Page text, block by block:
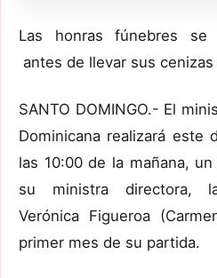
Las honras fúnebres se
antes de llevar sus cenizas
SANTO DOMINGO.- El
Dominicana realizará este
las 10:00 de la mañana,
su ministra directora,
Verónica Figueroa
primer mes de su partida.